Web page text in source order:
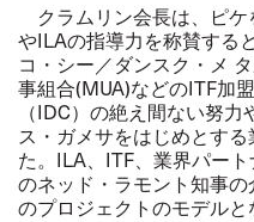
クラムリン会長は、ピ
やILAの指導力を称賛する
コ・シー／ダンスク・メ タ
事組合(MUA)などのITF加
（IDC）の絶え間ない努力
ス・ガメサをはじめとす
た。 ILA、 ITF、業界パー
のネッド・ラモント知事
のプロジェクトのモデルと